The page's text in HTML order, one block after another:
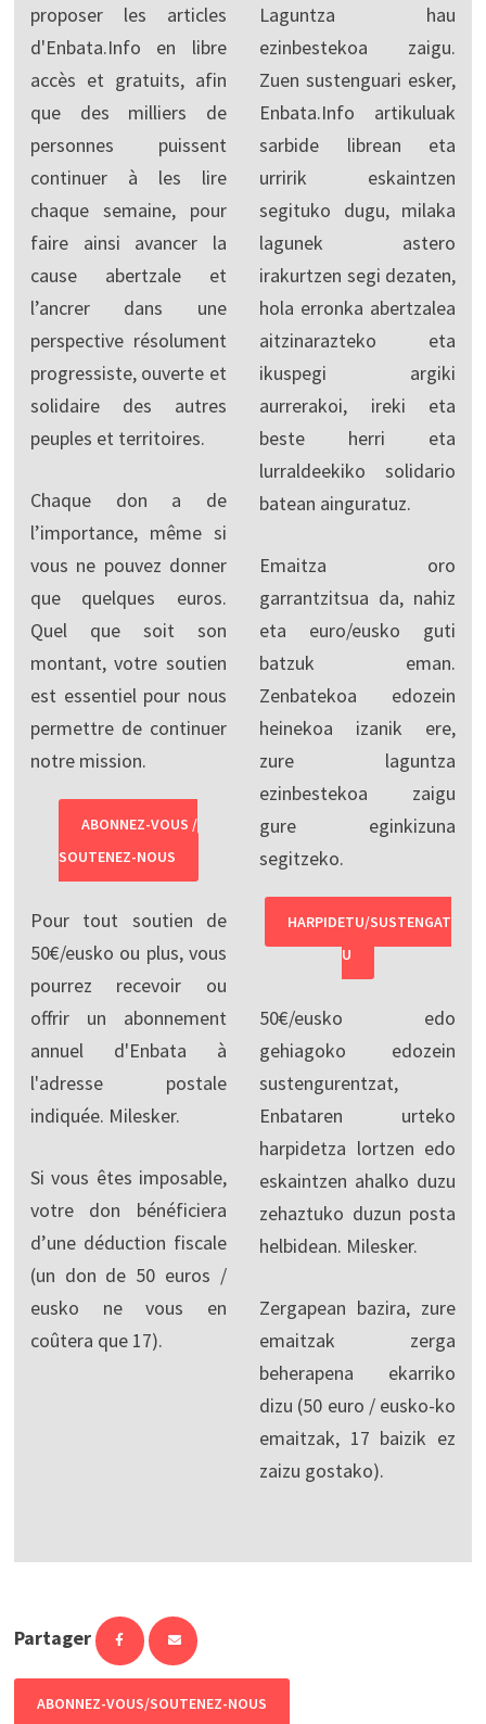
proposer les articles
d'Enbata.Info en libre
accès et gratuits, afin
que des milliers de
personnes puissent
continuer à les lire
chaque semaine, pour
faire ainsi avancer la
cause abertzale et
l’ancrer dans une
perspective résolument
progressiste, ouverte et
solidaire des autres
peuples et territoires.
Chaque don a de
l’importance, même si
vous ne pouvez donner
que quelques euros.
Quel que soit son
montant, votre soutien
est essentiel pour nous
permettre de continuer
notre mission.
ABONNEZ-VOUS /
SOUTENEZ-NOUS
Pour tout soutien de
50€/eusko ou plus, vous
pourrez recevoir ou
offrir un abonnement
annuel d'Enbata à
l'adresse postale
indiquée. Milesker.
Si vous êtes imposable,
votre don bénéficiera
d’une déduction fiscale
(un don de 50 euros /
eusko ne vous en
coûtera que 17).
Laguntza hau
ezinbestekoa zaigu.
Zuen sustenguari esker,
Enbata.Info artikuluak
sarbide librean eta
urririk eskaintzen
segituko dugu, milaka
lagunek astero
irakurtzen segi dezaten,
hola erronka abertzalea
aitzinarazteko eta
ikuspegi argiki
aurrerakoi, ireki eta
beste herri eta
lurraldeekiko solidario
batean ainguratuz.
Emaitza oro
garrantzitsua da, nahiz
eta euro/eusko guti
batzuk eman.
Zenbatekoa edozein
heinekoa izanik ere,
zure laguntza
ezinbestekoa zaigu
gure eginkizuna
segitzeko.
HARPIDETU/SUSTENGAT
U
50€/eusko edo
gehiagoko edozein
sustengurentzat,
Enbataren urteko
harpidetza lortzen edo
eskaintzen ahalko duzu
zehaztuko duzun posta
helbidean. Milesker.
Zergapean bazira, zure
emaitzak zerga
beherapena ekarriko
dizu (50 euro / eusko-ko
emaitzak, 17 baizik ez
zaizu gostako).
Partager
ABONNEZ-VOUS/SOUTENEZ-NOUS